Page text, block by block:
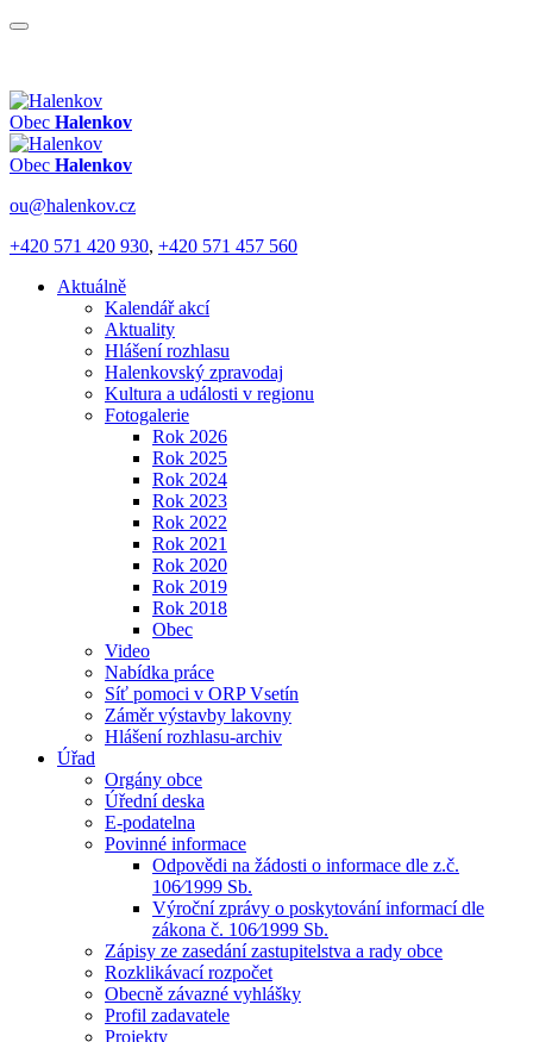
Obec Halenkov
Obec Halenkov
ou@halenkov.cz
+420 571 420 930, +420 571 457 560
Aktuálně
Kalendář akcí
Aktuality
Hlášení rozhlasu
Halenkovský zpravodaj
Kultura a události v regionu
Fotogalerie
Rok 2026
Rok 2025
Rok 2024
Rok 2023
Rok 2022
Rok 2021
Rok 2020
Rok 2019
Rok 2018
Obec
Video
Nabídka práce
Síť pomoci v ORP Vsetín
Záměr výstavby lakovny
Hlášení rozhlasu-archiv
Úřad
Orgány obce
Úřední deska
E-podatelna
Povinné informace
Odpovědi na žádosti o informace dle z.č.
106⁄1999 Sb.
Výroční zprávy o poskytování informací dle
zákona č. 106⁄1999 Sb.
Zápisy ze zasedání zastupitelstva a rady obce
Rozklikávací rozpočet
Obecně závazné vyhlášky
Profil zadavatele
Projekty